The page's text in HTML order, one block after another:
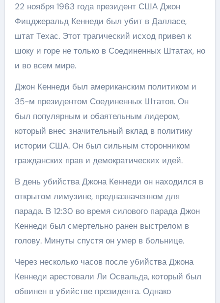
22 ноября 1963 года президент США Джон
Фицджеральд Кеннеди был убит в Далласе,
штат Техас. Этот трагический исход привел к
шоку и горе не только в Соединенных Штатах, но
и во всем мире.
Джон Кеннеди был американским политиком и
35-м президентом Соединенных Штатов. Он
был популярным и обаятельным лидером,
который внес значительный вклад в политику
истории США. Он был сильным сторонником
гражданских прав и демократических идей.
В день убийства Джона Кеннеди он находился в
открытом лимузине, предназначенном для
парада. В 12:30 во время силового парада Джон
Кеннеди был смертельно ранен выстрелом в
голову. Минуты спустя он умер в больнице.
Через несколько часов после убийства Джона
Кеннеди арестовали Ли Освальда, который был
обвинен в убийстве президента. Однако